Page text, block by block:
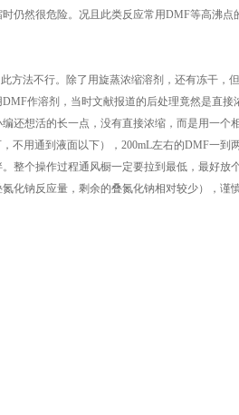
仍然很危险。况且此类反应常用DMF等高沸
方法不行。除了用旋蒸浓缩溶剂，还有冻干，
作溶剂，当时文献报道的后处理竟然是直接
编还想活的长一点，没有直接浓缩，而是用一个
用通到液面以下），200mL左右的DMF一到
整个操作过程通风橱一定要拉到最低，最好放
氮化钠反应量，剩余的叠氮化钠相对较少），